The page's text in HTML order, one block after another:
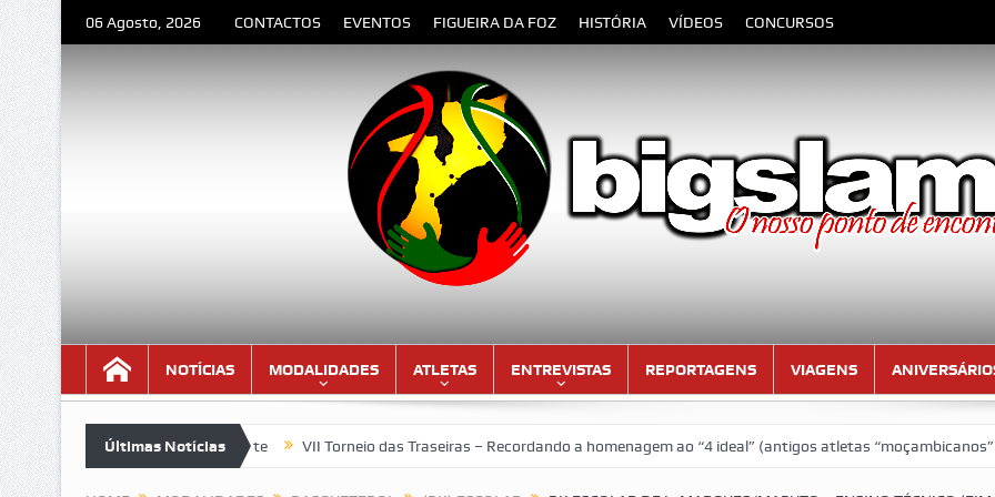
06 Agosto, 2026 CONTACTOS EVENTOS FIGUEIRA DA FOZ HISTÓRIA VÍDEOS CONCURSOS
NOTÍCIAS MODALIDADES ATLETAS ENTREVISTAS REPORTAGENS VIAGENS
Últimas Notícias
de Orlando Valente VII Torneio das Traseiras – Recordando a homenagem ao “4 ideal” (antigos atletas “moçambicanos” do GCF da época